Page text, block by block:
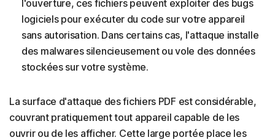
l'ouverture, ces fichiers peuvent exploiter des bugs
logiciels pour exécuter du code sur votre appareil
sans autorisation. Dans certains cas, l'attaque installe
des malwares silencieusement ou vole des données
stockées sur votre système.
La surface d'attaque des fichiers PDF est considérable,
couvrant pratiquement tout appareil capable de les
ouvrir ou de les afficher. Cette large portée place les